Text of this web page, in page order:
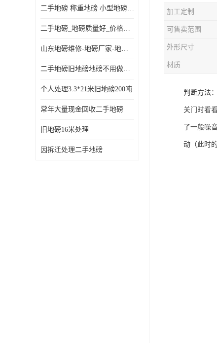
二手地磅 称重地磅 小型地磅 一百吨地磅
二手地磅_地磅质量好_价格便宜这里找【地磅行家】
山东地磅维修-地磅厂家-地磅价格-二手地磅
二手地磅旧地磅地磅不用做地基
个人处理3.3*21米旧地磅200吨
常年大量现金回收二手地磅
旧地磅16米处理
因拆迁处理二手地磅
加工定制
可售卖范围
外形尺寸
材质
判断方法：
关门时看
了一般噪
动（此时